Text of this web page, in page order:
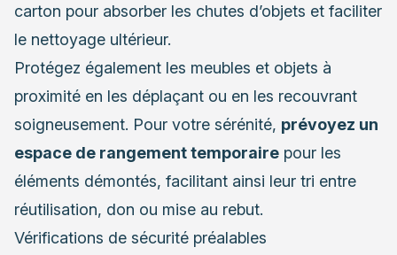
carton pour absorber les chutes d’objets et faciliter
le nettoyage ultérieur.
Protégez également les meubles et objets à
proximité en les déplaçant ou en les recouvrant
soigneusement. Pour votre sérénité, prévoyez un
espace de rangement temporaire pour les
éléments démontés, facilitant ainsi leur tri entre
réutilisation, don ou mise au rebut.
Vérifications de sécurité préalables